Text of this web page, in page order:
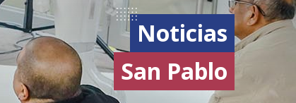
Noticias
San Pablo